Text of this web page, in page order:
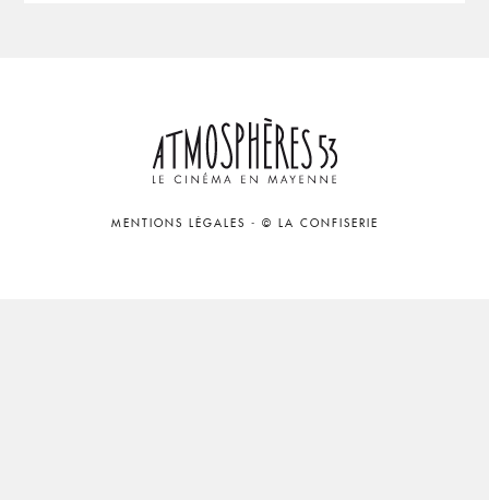
MENTIONS LÉGALES - © LA CONFISERIE